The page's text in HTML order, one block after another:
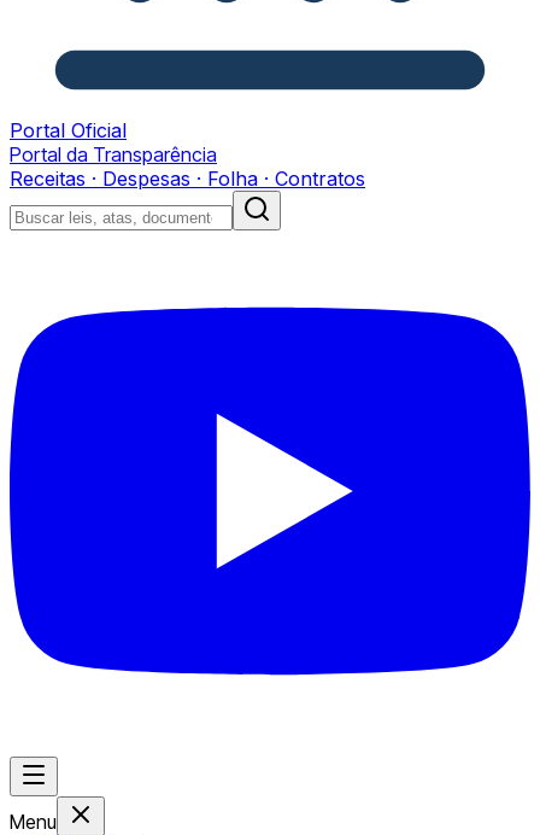
Portal Oficial
Portal da Transparência
Receitas · Despesas · Folha · Contratos
Menu